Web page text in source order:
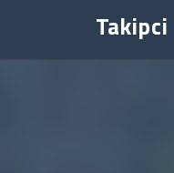
Takipci